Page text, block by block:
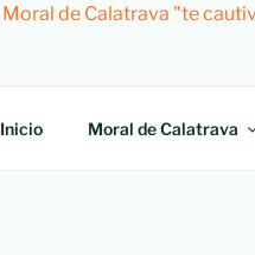
Moral de Calatrava "te
Inicio Moral de Calatrava